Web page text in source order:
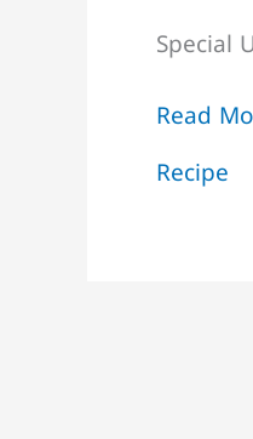
Special
ഇത്
ആവും
Read
Recipe